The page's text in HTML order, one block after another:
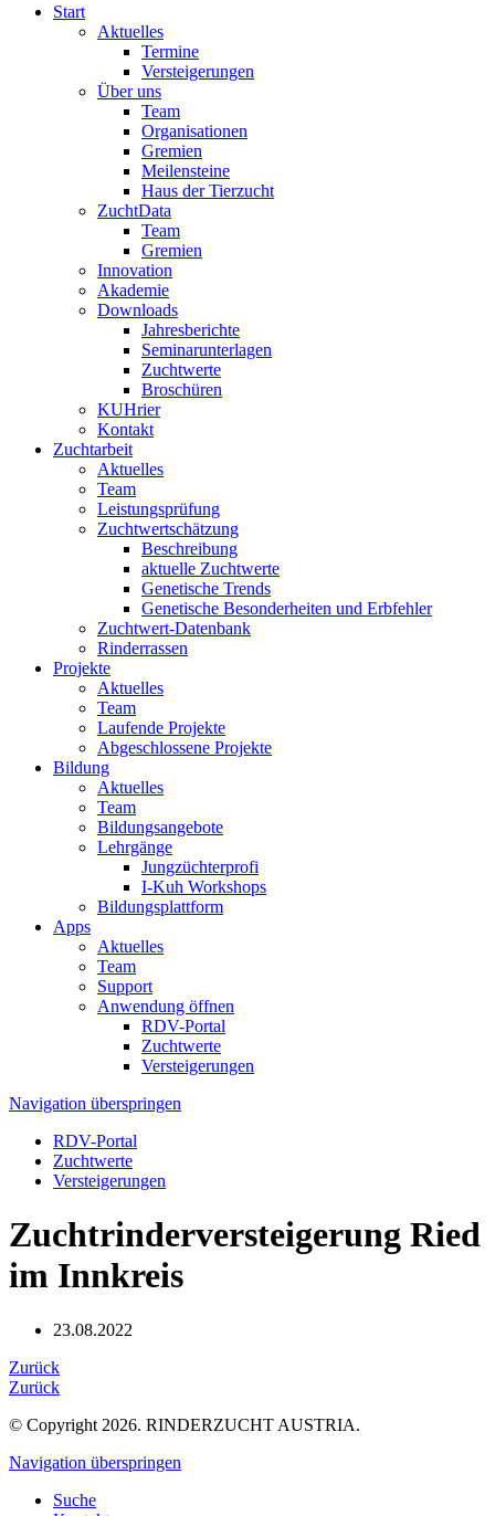
Start
Aktuelles
Termine
Versteigerungen
Über uns
Team
Organisationen
Gremien
Meilensteine
Haus der Tierzucht
ZuchtData
Team
Gremien
Innovation
Akademie
Downloads
Jahresberichte
Seminarunterlagen
Zuchtwerte
Broschüren
KUHrier
Kontakt
Zuchtarbeit
Aktuelles
Team
Leistungsprüfung
Zuchtwertschätzung
Beschreibung
aktuelle Zuchtwerte
Genetische Trends
Genetische Besonderheiten und Erbfehler
Zuchtwert-Datenbank
Rinderrassen
Projekte
Aktuelles
Team
Laufende Projekte
Abgeschlossene Projekte
Bildung
Aktuelles
Team
Bildungsangebote
Lehrgänge
Jungzüchterprofi
I-Kuh Workshops
Bildungsplattform
Apps
Aktuelles
Team
Support
Anwendung öffnen
RDV-Portal
Zuchtwerte
Versteigerungen
Navigation überspringen
RDV-Portal
Zuchtwerte
Versteigerungen
Zuchtrinderversteigerung Ried
im Innkreis
23.08.2022
Zurück
Zurück
© Copyright 2026. RINDERZUCHT AUSTRIA.
Navigation überspringen
Suche